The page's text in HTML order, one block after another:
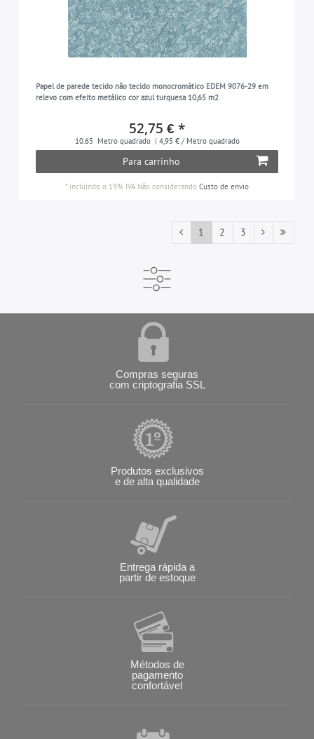
Papel de parede tecido não tecido monocromático EDEM 9076-29 em
relevo com efeito metálico cor azul turquesa 10,65 m2
52,75 € *
10.65 Metro quadrado | 4,95 € / Metro quadrado
Para carrinho
* incluindo o 19% IVA Não considerando Custo de envio
1 2 3
Compras seguras
com criptografia SSL
Produtos exclusivos
e de alta qualidade
Entrega rápida a
partir de estoque
Métodos de
pagamento
confortável